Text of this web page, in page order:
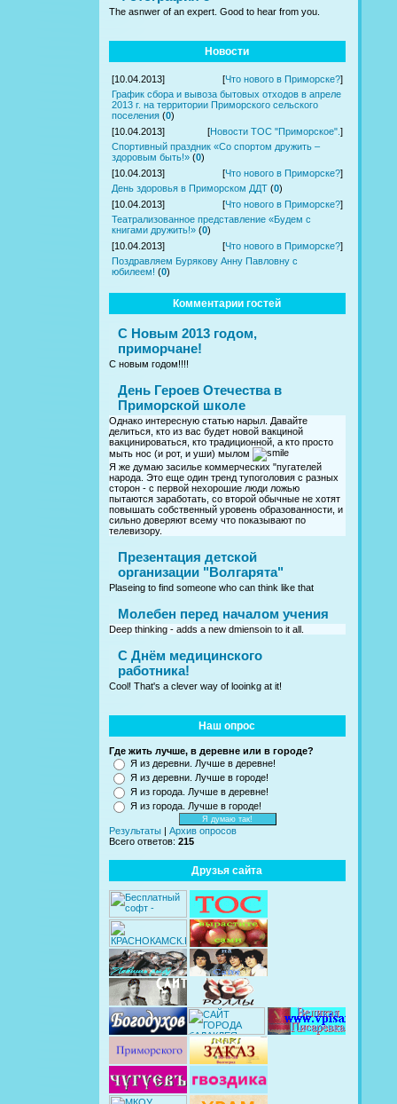
The asnwer of an expert. Good to hear from you.
Новости
[10.04.2013] [Что нового в Приморске?]
График сбора и вывоза бытовых отходов в апреле
2013 г. на территории Приморского сельского
поселения (0)
[10.04.2013]
[Новости ТОС "Приморское". ]
Спортивный праздник «Со спортом дружить –
здоровым быть!» (0)
[10.04.2013]
[Что нового в Приморске?]
День здоровья в Приморском ДДТ (0)
[10.04.2013]
[Что нового в Приморске?]
Театрализованное представление «Будем с
книгами дружить!» (0)
[10.04.2013]
[Что нового в Приморске?]
Поздравляем Бурякову Анну Павловну с
юбилеем! (0)
Комментарии гостей
С Новым 2013 годом,
приморчане!
С новым годом!!!!
День Героев Отечества в
Приморской школе
Однако интересную статью нарыл. Давайте
делиться, кто из вас будет новой вакциной
вакцинироваться, кто традиционной, а кто просто
мыть нос (и рот, и уши) мылом
Я же думаю засилье коммерческих "пугателей
народа. Это еще один тренд тупоголовия с разных
сторон - с первой нехорошие люди ложью
пытаются заработать, со второй обычные не хотят
повышать собственный уровень образованности, и
сильно доверяют всему что показывают по
телевизору.
Презентация детской
организации "Волгарята"
Plaseing to find someone who can think like that
Молебен перед началом учения
Deep thinking - adds a new dmiensoin to it all.
C Днём медицинского
работника!
Cool! That's a clever way of looinkg at it!
Наш опрос
Где жить лучше, в деревне или в городе?
Я из деревни. Лучше в деревне!
Я из деревни. Лучше в городе!
Я из города. Лучше в деревне!
Я из города. Лучше в городе!
Результаты
Архив опросов
Всего ответов: 215
Друзья сайта